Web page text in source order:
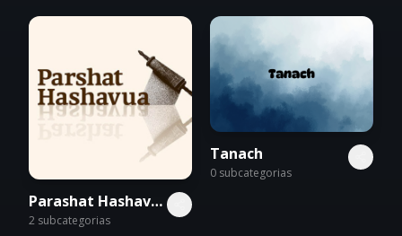
Parashat Hashavua
2 subcategorias
Tanach
0 subcategorias